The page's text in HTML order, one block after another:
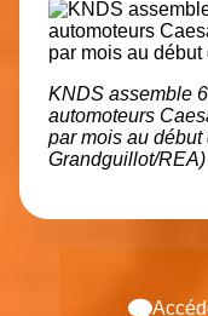
KNDS assemble
automoteurs
par mois au
Grandguillot/REA)